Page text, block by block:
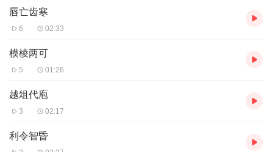
唇亡齿寒
6 02:33
模棱两可
5 01:26
越俎代庖
3 02:17
利令智昏